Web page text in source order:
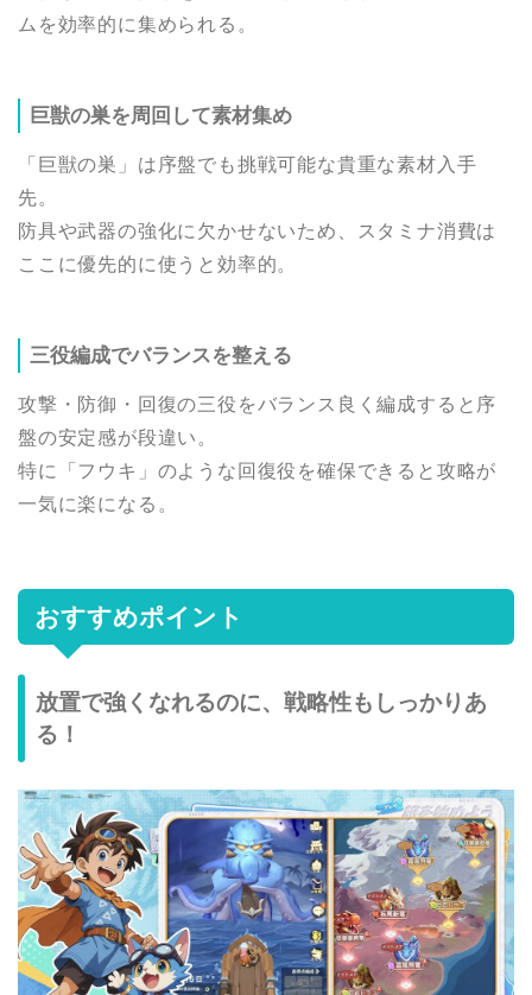
ムを効率的に集められる。
巨獣の巣を周回して素材集め
「巨獣の巣」は序盤でも挑戦可能な貴重な素材入手
先。
防具や武器の強化に欠かせないため、スタミナ消費は
ここに優先的に使うと効率的。
三役編成でバランスを整える
攻撃・防御・回復の三役をバランス良く編成すると序
盤の安定感が段違い。
特に「フウキ」のような回復役を確保できると攻略が
一気に楽になる。
おすすめポイント
放置で強くなれるのに、戦略性もしっかりあ
る！